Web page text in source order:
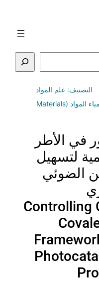
التصنيف: علم المواد
التصنيف: كيمياء المواد (Materials
في الأطر
لتسهيل
الضوئي
Controlling